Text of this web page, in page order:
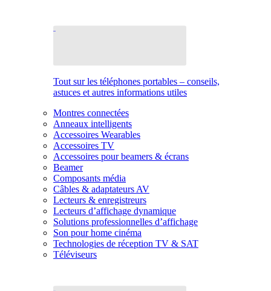
Tout sur les téléphones portables – conseils,
astuces et autres informations utiles
Montres connectées
Anneaux intelligents
Accessoires Wearables
Accessoires TV
Accessoires pour beamers & écrans
Beamer
Composants média
Câbles & adaptateurs AV
Lecteurs & enregistreurs
Lecteurs d’affichage dynamique
Solutions professionnelles d’affichage
Son pour home cinéma
Technologies de réception TV & SAT
Téléviseurs